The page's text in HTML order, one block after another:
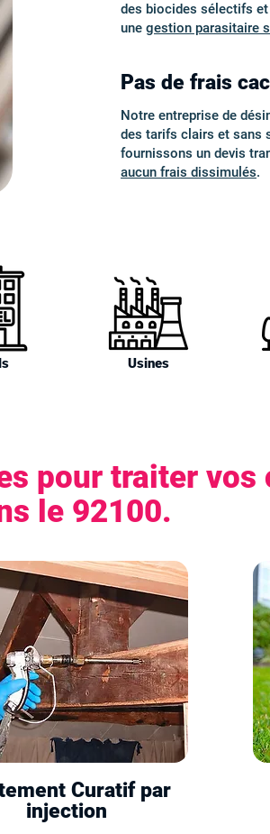
des biocides sélectifs
une gestion parasitaire
Pas de frais
Notre entreprise de
des tarifs clairs et sans
fournissons un devis
aucun frais dissimulés.
Usines
pour traiter vos
le 92100.
Curatif par
injection